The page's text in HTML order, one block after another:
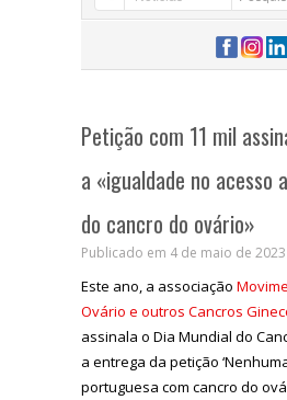
Petição com 11 mil
a «igualdade no acesso
do cancro do ovário»
Publicado em 4 de maio de 2023
Este ano, a associação
Ovário e outros Cancros
assinala o Dia Mundial do
a entrega da petição
portuguesa com cancro do